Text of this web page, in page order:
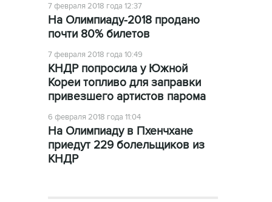
7 февраля 2018 года 12:37
На Олимпиаду-2018 продано
почти 80% билетов
7 февраля 2018 года 10:49
КНДР попросила у Южной
Кореи топливо для заправки
привезшего артистов парома
6 февраля 2018 года 11:04
На Олимпиаду в Пхенчхане
приедут 229 болельщиков из
КНДР